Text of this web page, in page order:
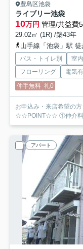
豊島区池袋
ライブリー池袋
10万円 管理/共益費
29.02㎡ (1R) /築43年
山手線「池袋」駅 徒
バス・トイレ別 室
フローリング
電気有
仲手無料 礼0
お申込み・来店希望の
☆☆POINT☆☆ ①仲介料
アパート